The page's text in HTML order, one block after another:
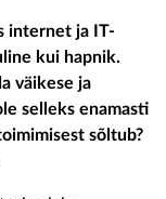
internet ja IT-
kui hapnik.
väikese ja
selleks enamasti
sõltub?